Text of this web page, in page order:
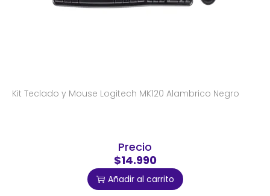
Kit Teclado y Mouse Logitech MK120 Alambrico Negro
Precio
$14.990
Añadir al carrito